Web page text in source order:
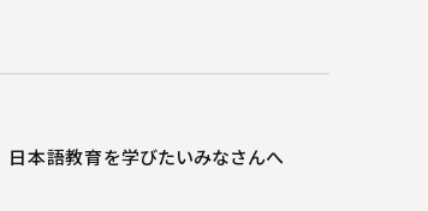
日本語教育を学びたいみなさんへ